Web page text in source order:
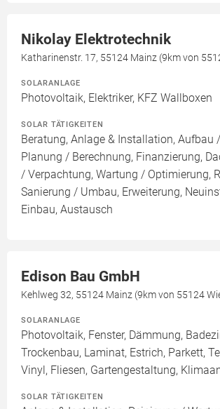
Nikolay Elektrotechnik
Katharinenstr. 17, 55124 Mainz (9km von
SOLARANLAGE
Photovoltaik, Elektriker, KFZ Wallboxen
SOLAR TÄTIGKEITEN
Beratung, Anlage & Installation, Aufbau
Planung / Berechnung, Finanzierung,
/ Verpachtung, Wartung / Optimierung,
Sanierung / Umbau, Erweiterung,
Einbau, Austausch
Edison Bau GmbH
Kehlweg 32, 55124 Mainz (9km von 55124
SOLARANLAGE
Photovoltaik, Fenster, Dämmung,
Trockenbau, Laminat, Estrich, Parkett,
Vinyl, Fliesen, Gartengestaltung,
SOLAR TÄTIGKEITEN